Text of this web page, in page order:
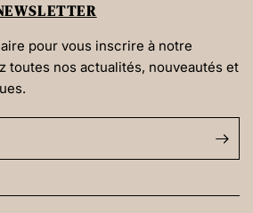
pour vous inscrire à notre
toutes nos actualités, nouveautés et